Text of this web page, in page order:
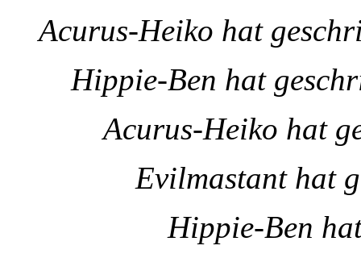
Acurus-Heiko hat
Hippie-Ben hat
Acurus-Heiko hat
Evilmastant hat
Hippie-Ben